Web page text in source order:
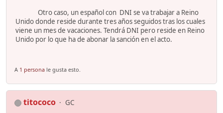
Otro caso, un español con DNI se va trabajar a Reino
Unido donde reside durante tres años seguidos tras los cuales
viene un mes de vacaciones. Tendrá DNI pero reside en Reino
Unido por lo que ha de abonar la sanción en el acto.
A 1 persona le gusta esto.
titococo
GC